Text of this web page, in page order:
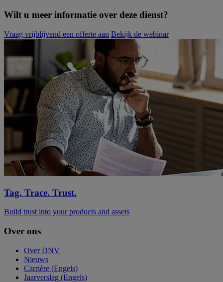
Wilt u meer informatie over deze dienst?
Vraag vrijblijvend een offerte aan Bekijk de webinar
Tag. Trace. Trust.
Build trust into your products and assets
Over ons
Over DNV
Nieuws
Carrière (Engels)
Jaarverslag (Engels)